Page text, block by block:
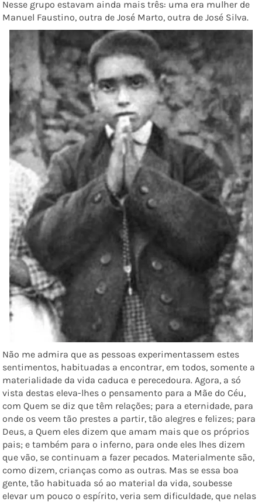
Nesse grupo estavam ainda mais três: uma era mulher de
Manuel Faustino, outra de José Marto, outra de José Silva.
Não me admira que as pessoas experimentassem estes
sentimentos, habituadas a encontrar, em todos, somente a
materialidade da vida caduca e perecedoura. Agora, a só
vista destas eleva-lhes o pensamento para a Mãe do Céu,
com Quem se diz que têm relações; para a eternidade, para
onde os veem tão prestes a partir, tão alegres e felizes; para
Deus, a Quem eles dizem que amam mais que os próprios
pais; e também para o inferno, para onde eles lhes dizem
que vão, se continuam a fazer pecados. Materialmente são,
como dizem, crianças como as outras. Mas se essa boa
gente, tão habituada só ao material da vida, soubesse
elevar um pouco o espírito, veria sem dificuldade, que nelas